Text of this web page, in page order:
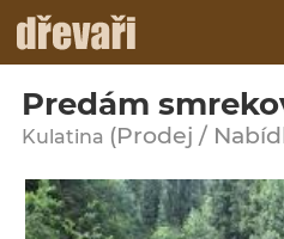
Predám
Kulatina (Prodej /